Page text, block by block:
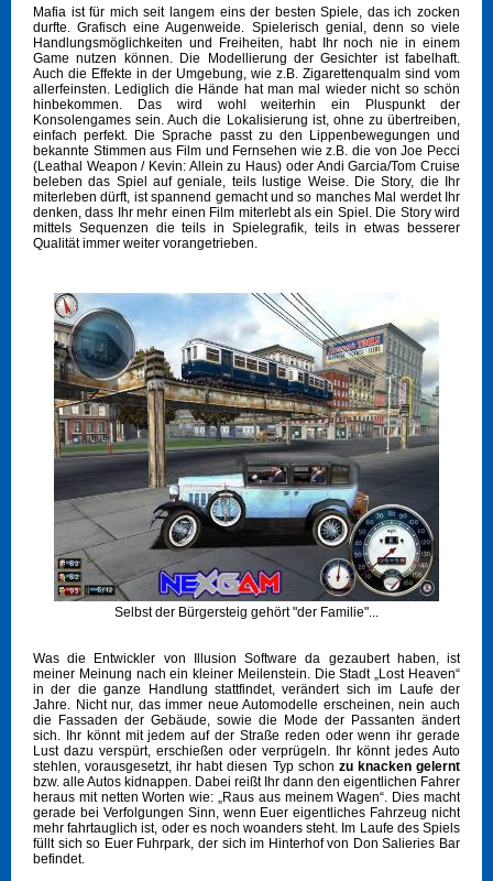
Mafia ist für mich seit langem eins der besten Spiele, das ich zocken
durfte. Grafisch eine Augenweide. Spielerisch genial, denn so viele
Handlungsmöglichkeiten und Freiheiten, habt Ihr noch nie in einem
Game nutzen können. Die Modellierung der Gesichter ist fabelhaft.
Auch die Effekte in der Umgebung, wie z.B. Zigarettenqualm sind vom
allerfeinsten. Lediglich die Hände hat man mal wieder nicht so schön
hinbekommen. Das wird wohl weiterhin ein Pluspunkt der
Konsolengames sein. Auch die Lokalisierung ist, ohne zu übertreiben,
einfach perfekt. Die Sprache passt zu den Lippenbewegungen und
bekannte Stimmen aus Film und Fernsehen wie z.B. die von Joe Pecci
(Leathal Weapon / Kevin: Allein zu Haus) oder Andi Garcia/Tom Cruise
beleben das Spiel auf geniale, teils lustige Weise. Die Story, die Ihr
miterleben dürft, ist spannend gemacht und so manches Mal werdet Ihr
denken, dass Ihr mehr einen Film miterlebt als ein Spiel. Die Story wird
mittels Sequenzen die teils in Spielegrafik, teils in etwas besserer
Qualität immer weiter vorangetrieben.
Selbst der Bürgersteig gehört "der Familie"...
Was die Entwickler von Illusion Software da gezaubert haben, ist
meiner Meinung nach ein kleiner Meilenstein. Die Stadt „Lost Heaven“
in der die ganze Handlung stattfindet, verändert sich im Laufe der
Jahre. Nicht nur, das immer neue Automodelle erscheinen, nein auch
die Fassaden der Gebäude, sowie die Mode der Passanten ändert
sich. Ihr könnt mit jedem auf der Straße reden oder wenn ihr gerade
Lust dazu verspürt, erschießen oder verprügeln. Ihr könnt jedes Auto
stehlen, vorausgesetzt, ihr habt diesen Typ schon zu knacken gelernt
bzw. alle Autos kidnappen. Dabei reißt Ihr dann den eigentlichen Fahrer
heraus mit netten Worten wie: „Raus aus meinem Wagen“. Dies macht
gerade bei Verfolgungen Sinn, wenn Euer eigentliches Fahrzeug nicht
mehr fahrtauglich ist, oder es noch woanders steht. Im Laufe des Spiels
füllt sich so Euer Fuhrpark, der sich im Hinterhof von Don Salieries Bar
befindet.